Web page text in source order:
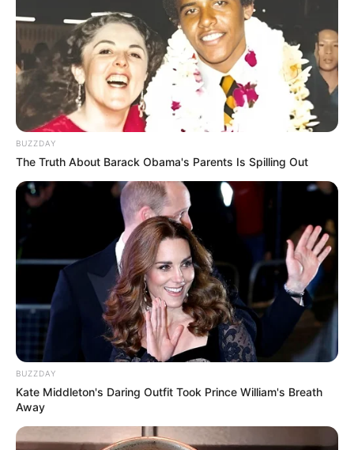
BUZZDAY
The Truth About Barack Obama's Parents Is Spilling Out
BUZZDAY
Kate Middleton's Daring Outfit Took Prince William's Breath
Away